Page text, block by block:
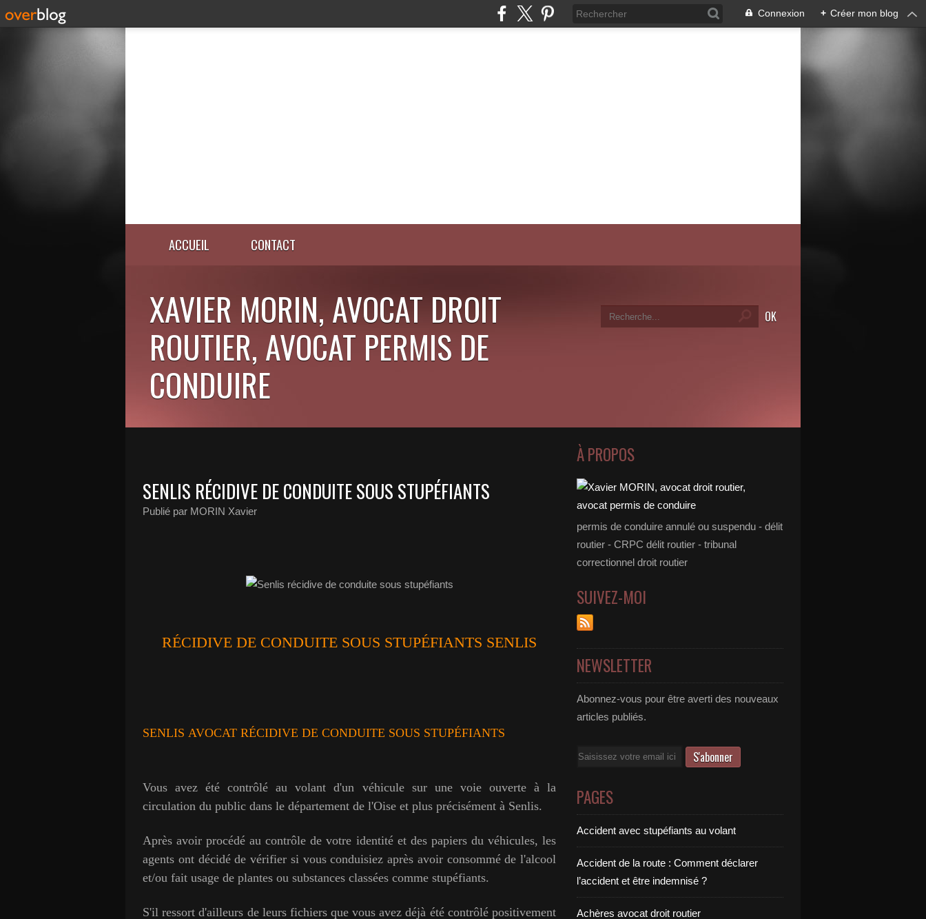
Connexion + Créer mon blog
ACCUEIL CONTACT
XAVIER MORIN, AVOCAT DROIT
ROUTIER, AVOCAT PERMIS DE
CONDUIRE
SENLIS RÉCIDIVE DE CONDUITE SOUS STUPÉFIANTS
Publié par MORIN Xavier
RÉCIDIVE DE CONDUITE SOUS STUPÉFIANTS SENLIS
SENLIS AVOCAT RÉCIDIVE DE CONDUITE SOUS STUPÉFIANTS
Vous avez été contrôlé au volant d'un véhicule sur une voie ouverte à la
circulation du public dans le département de l'Oise et plus précisément à Senlis.
Après avoir procédé au contrôle de votre identité et des papiers du véhicules, les
agents ont décidé de vérifier si vous conduisiez après avoir consommé de l'alcool
et/ou fait usage de plantes ou substances classées comme stupéfiants.
S'il ressort d'ailleurs de leurs fichiers que vous avez déjà été contrôlé positivement
À PROPOS
permis de conduire annulé ou suspendu - délit
routier - CRPC délit routier - tribunal
correctionnel droit routier
SUIVEZ-MOI
NEWSLETTER
Abonnez-vous pour être averti des nouveaux
articles publiés.
Email
PAGES
Accident avec stupéfiants au volant
Accident de la route : Comment déclarer
l’accident et être indemnisé ?
Achères avocat droit routier